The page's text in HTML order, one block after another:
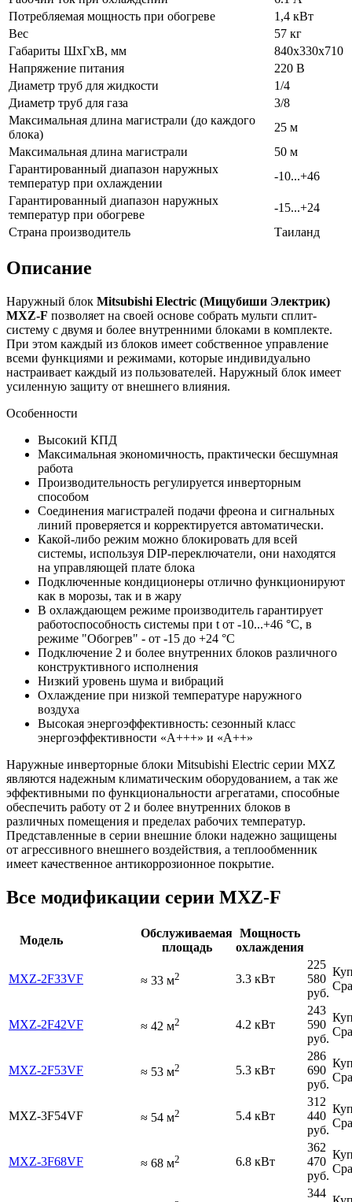
Потребляемая мощность при обогреве
1,4 кВт
Вес
57 кг
Габариты ШхГхВ, мм
840х330х710
Напряжение питания
220 В
Диаметр труб для жидкости
1/4
Диаметр труб для газа
3/8
Максимальная длина магистрали (до каждого
блока)
25 м
Максимальная длина магистрали
50 м
Гарантированный диапазон наружных
температур при охлаждении
-10...+46
Гарантированный диапазон наружных
температур при обогреве
-15...+24
Страна производитель
Таиланд
Описание
Наружный блок Mitsubishi Electric (Мицубиши Электрик)
MXZ-F позволяет на своей основе собрать мульти сплит-
систему с двумя и более внутренними блоками в комплекте.
При этом каждый из блоков имеет собственное управление
всеми функциями и режимами, которые индивидуально
настраивает каждый из пользователей. Наружный блок имеет
усиленную защиту от внешнего влияния.
Особенности
Высокий КПД
Максимальная экономичность, практически бесшумная
работа
Производительность регулируется инверторным
способом
Соединения магистралей подачи фреона и сигнальных
линий проверяется и корректируется автоматически.
Какой-либо режим можно блокировать для всей
системы, используя DIP-переключатели, они находятся
на управляющей плате блока
Подключенные кондиционеры отлично функционируют
как в морозы, так и в жару
В охлаждающем режиме производитель гарантирует
работоспособность системы при t от -10...+46 °С, в
режиме "Обогрев" - от -15 до +24 °С
Подключение 2 и более внутренних блоков различного
конструктивного исполнения
Низкий уровень шума и вибраций
Охлаждение при низкой температуре наружного
воздуха
Высокая энергоэффективность: сезонный класс
энергоэффективности «А+++» и «А++»
Наружные инверторные блоки Mitsubishi Electric серии MXZ
являются надежным климатическим оборудованием, а так же
эффективными по функциональности агрегатами, способные
обеспечить работу от 2 и более внутренних блоков в
различных помещения и пределах рабочих температур.
Представленные в серии внешние блоки надежно защищены
от агрессивного внешнего воздействия, а теплообменник
имеет качественное антикоррозионное покрытие.
Все модификации серии MXZ-F
Модель
Обслуживаемая
площадь
Мощность
охлаждения
MXZ-2F33VF ≈ 33 м2 3.3 кВт
225
580
руб.
MXZ-2F42VF ≈ 42 м2 4.2 кВт
243
590
руб.
MXZ-2F53VF ≈ 53 м2 5.3 кВт
286
690
руб.
MXZ-3F54VF ≈ 54 м2 5.4 кВт
312
440
руб.
MXZ-3F68VF ≈ 68 м2 6.8 кВт
362
470
руб.
344